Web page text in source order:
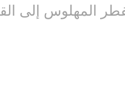
المهلوس إلى